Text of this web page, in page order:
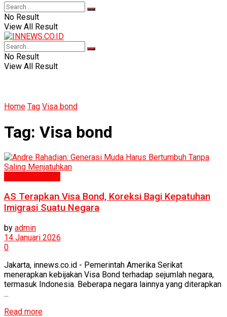
No Result
View All Result
No Result
View All Result
Home Tag Visa bond
Tag: Visa bond
AS Terapkan Visa Bond, Koreksi Bagi Kepatuhan
Imigrasi Suatu Negara
by admin
14 Januari 2026
0
Jakarta, innews.co.id - Pemerintah Amerika Serikat
menerapkan kebijakan Visa Bond terhadap sejumlah negara,
termasuk Indonesia. Beberapa negara lainnya yang diterapkan
...
Read more